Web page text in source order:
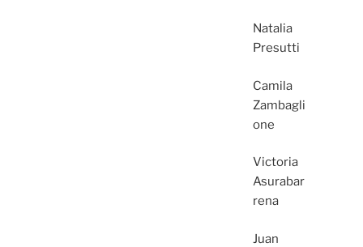
Natalia
Presutti
Camila
Zambagli
one
Victoria
Asurabar
rena
Juan